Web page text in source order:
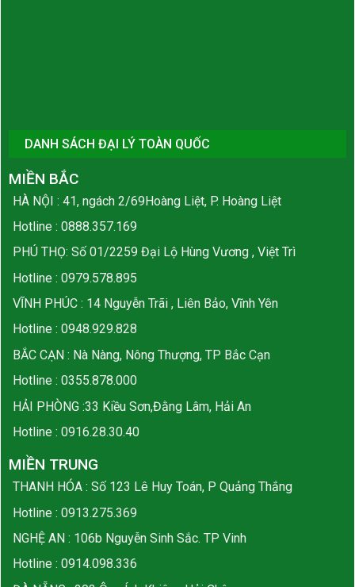
DANH SÁCH ĐẠI LÝ TOÀN QUỐC
MIỀN BẮC
HÀ NỘI : 41, ngách 2/69Hoàng Liệt, P. Hoàng Liệt
Hotline : 0888.357.169
PHÚ THỌ: Số 01/2259 Đại Lộ Hùng Vương , Việt Trì
Hotline : 0979.578.895
VĨNH PHÚC : 14 Nguyễn Trãi , Liên Bảo, Vĩnh Yên
Hotline : 0948.929.828
BẮC CẠN : Nà Nàng, Nông Thượng, TP Bắc Cạn
Hotline : 0355.878.000
HẢI PHÒNG :33 Kiều Sơn,Đằng Lâm, Hải An
Hotline : 0916.28.30.40
MIỀN TRUNG
THANH HÓA : Số 123 Lê Huy Toán, P Quảng Thắng
Hotline : 0913.275.369
NGHỆ AN : 106b Nguyễn Sinh Sắc. TP Vinh
Hotline : 0914.098.336